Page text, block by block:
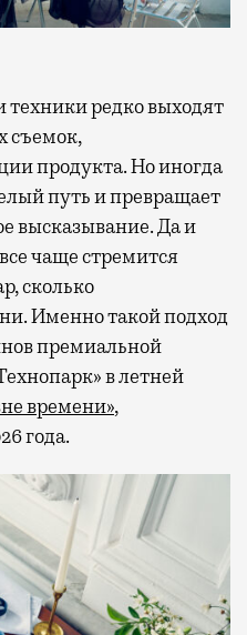
съемок,
продукта. Но иногда
путь и превращает
высказывание. Да и
чаще стремится
сколько
Именно такой подход
премиальной
в летней
времени»,
года.